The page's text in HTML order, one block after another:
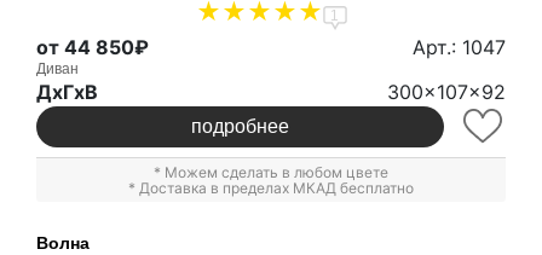
1
от 44 850₽ Арт.: 1047
Диван
ДxГxВ 300x107x92
подробнее
* Можем сделать в любом цвете
* Доставка в пределах МКАД бесплатно
Волна